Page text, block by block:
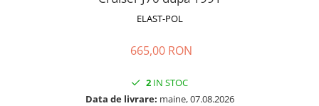
ELAST-POL
665,00 RON
2 IN STOC
Data de livrare: maine, 07.08.2026